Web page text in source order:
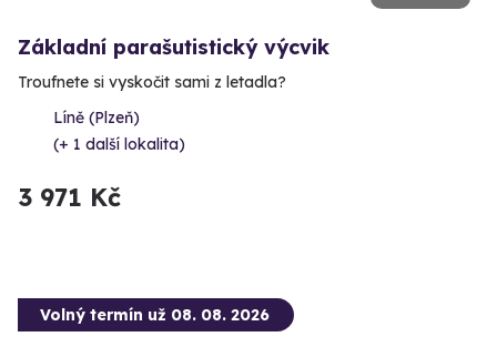
Základní parašutistický výcvik
Troufnete si vyskočit sami z letadla?
Líně (Plzeň)
(+ 1 další lokalita)
3 971 Kč
Volný termín už 08. 08. 2026